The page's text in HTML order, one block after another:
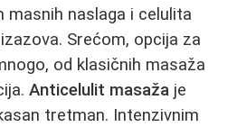
masnih naslaga i celulita
Srećom, opcija za
od klasičnih masaža
Anticelulit masaža je
tretman. Intenzivnim